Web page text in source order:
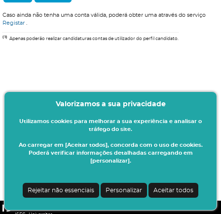
Caso ainda não tenha uma conta válida, poderá obter uma através do serviço
Registar
(1) Apenas poderão realizar candidaturas contas de utilizador do perfil candidato.
Valorizamos a sua privacidade
Utilizamos cookies para melhorar a sua experiência e analisar o
tráfego do site.
Ao carregar em [Aceitar todos], concorda com o uso de cookies.
Poderá verificar informações detalhadas carregando em
[personalizar].
Rejeitar não essenciais Personalizar Aceitar todos